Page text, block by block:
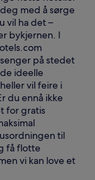
med å sørge
vil ha det –
bykjernen. I
på stedet
ideelle
vil feire i
du ennå ikke
for gratis
til
få flotte
vi kan love et